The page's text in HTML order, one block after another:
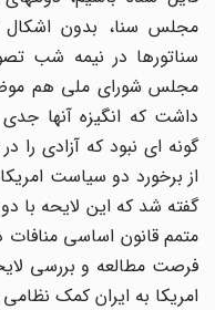
مجلس سنا، بدون اشکال
مجلس شورای ملی هم
داشت که انگیزه آنها جدی
گونه ای نبود که آزادی
از برخورد دو سیاست
متمم قانون اساسی منافات
فرصت مطالعه و بررسی لایحه
امریکا به ایران کمک